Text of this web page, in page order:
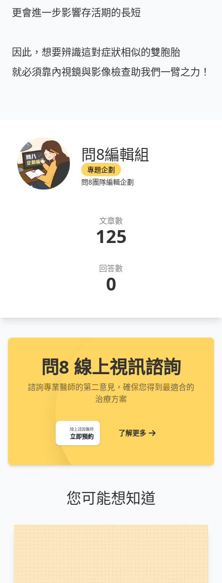
更會進一步影響存活期的長短
因此，想要辨識這對症狀相似的雙胞胎
就必須靠內視鏡與影像檢查助我們一臂之力！
問8編輯組
專題企劃
問8團隊編輯企劃
文章數
125
回答數
0
問8 線上視訊諮詢
諮詢專業醫師的第二意見，確保您得到最適合的
治療方案
線上諮詢醫師
立即預約 了解更多
您可能想知道